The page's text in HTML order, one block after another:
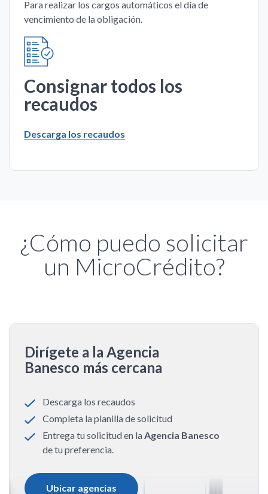
Para realizar los cargos automáticos el día de
vencimiento de la obligación.
Consignar todos los
recaudos
Descarga los recaudos
¿Cómo puedo solicitar
un MicroCrédito?
Dirígete a la Agencia
Banesco más cercana
Descarga los recaudos
Completa la planilla de solicitud
Entrega tu solicitud en laAgencia Banesco
de tu preferencia.
Ubicar agencias